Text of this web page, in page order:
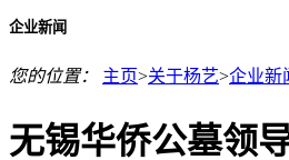
企业新闻
您的位置： 主页>关于杨艺>企业新
无锡华侨公墓领